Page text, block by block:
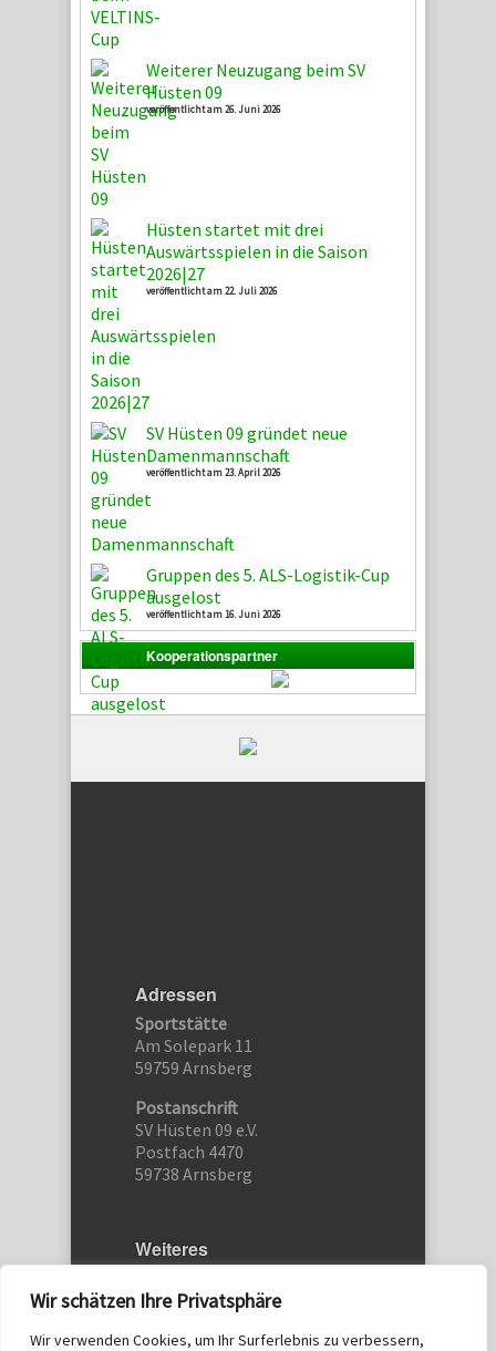
Wir schätzen Ihre Privatsphäre
Wir verwenden Cookies, um Ihr Surferlebnis zu verbessern,
Weiterer Neuzugang beim SV
Hüsten 09
veröffentlicht am 26. Juni 2026
Hüsten startet mit drei
Auswärtsspielen in die Saison
2026|27
veröffentlicht am 22. Juli 2026
SV Hüsten 09 gründet neue
Damenmannschaft
veröffentlicht am 23. April 2026
Gruppen des 5. ALS-Logistik-Cup
ausgelost
veröffentlicht am 16. Juni 2026
Kooperationspartner
Adressen
Sportstätte
Am Solepark 11
59759 Arnsberg
Postanschrift
SV Hüsten 09 e.V.
Postfach 4470
59738 Arnsberg
Weiteres
Kontakt
Datenschutz